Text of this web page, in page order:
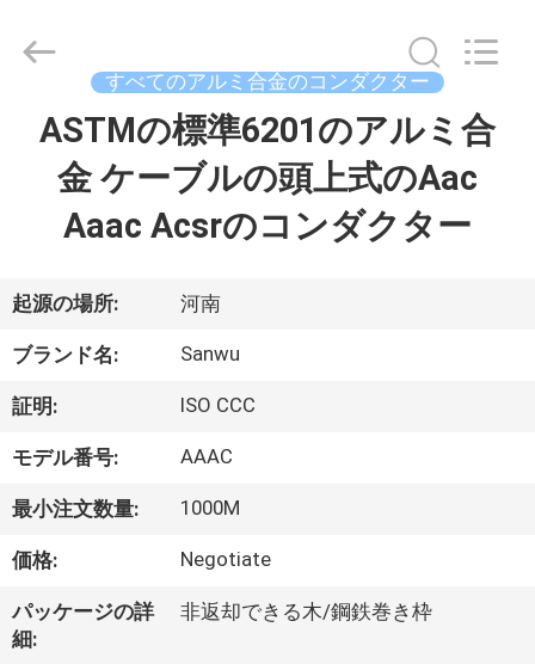
ダ
ク
ト
私
に
つ
supplier.
Copyright
Luoyang
すべてのアルミ合金のコンダクター
ASTMの標準6201のアルミ合
金 ケーブルの頭上式のAac
Aaac Acsrのコンダクター
起源の場所: 河南
ブランド名: Sanwu
証明: ISO CCC
モデル番号: AAAC
最小注文数量: 1000M
価格: Negotiate
パッケージの詳
細:
非返却できる木/鋼鉄巻き枠